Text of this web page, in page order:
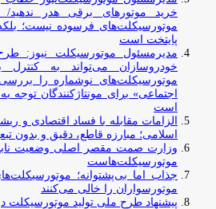
خرید موتورهای برقی هدر ندهید/
موتورسیکلت‌های فرسوده نیست؛
پایتخت است
مدیرمسئول موتورسیکلت نیوز:
خودروسازان می‌تواند به کنترل
موتورسیکلت‌های نوشماره را
اجتماعی» برای مونتاژکنندگان
است
الزامات مقابله با فساد اقتصادی و
اسلامی؛ مبارزه قاطع، دقیق و بدون
وزارت صمت مقصر اصلی وضعیت
موتورسیکلت‌هاست
جذاب اما بی‌پشتوانه؛
موتورسواران را خالی می‌کنند
پیشنهاد طرح ملی تولید موتورسیکلت